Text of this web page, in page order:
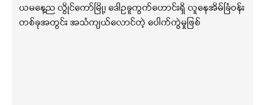
ယမနေ့ည လွိုင်ကော်မြို့၊ ဒေါဥခူကွက်ဟောင်းရှိ လူနေအိမ်ခြံဝန်း
တစ်ခုအတွင်း အသံကျယ်လောင်တဲ့ ပေါက်ကွဲမှုဖြစ်